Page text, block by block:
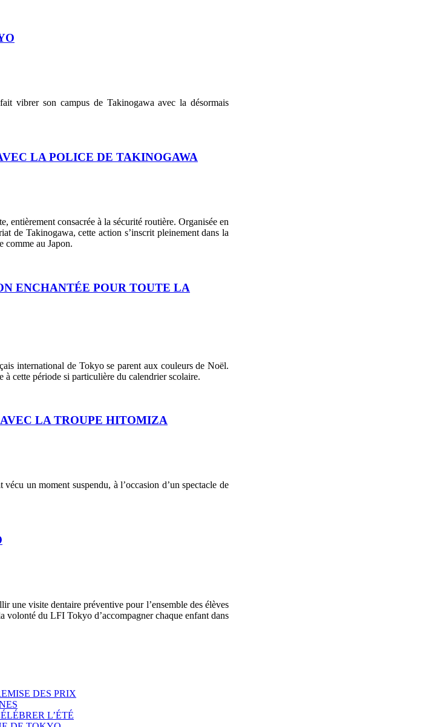
vibrer son campus de Takinogawa avec la désormais
LA POLICE DE TAKINOGAWA
consacrée à la sécurité routière. Organisée en
de Takinogawa, cette action s’inscrit pleinement dans la
comme au Japon.
ENCHANTÉE POUR TOUTE LA
international de Tokyo se parent aux couleurs de Noël.
à cette période si particulière du calendrier scolaire.
LA TROUPE HITOMIZA
un moment suspendu, à l’occasion d’un spectacle de
une visite dentaire préventive pour l’ensemble des élèves
volonté du LFI Tokyo d’accompagner chaque enfant dans
DES PRIX
L’ÉTÉ